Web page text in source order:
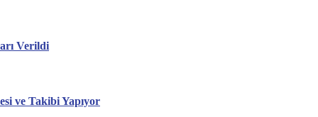
Verildi
ve Takibi Yapıyor